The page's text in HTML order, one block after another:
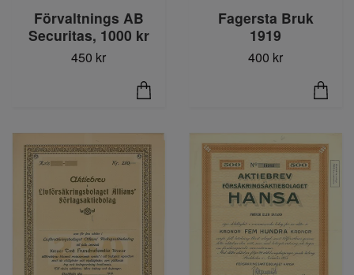
Förvaltnings AB
Securitas, 1000 kr
450 kr
Fagersta Bruk
1919
400 kr